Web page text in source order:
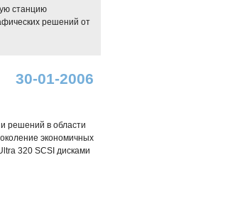
станцию
решений от
30-01-2006
решений в области
экономичных
320 SCSI дисками